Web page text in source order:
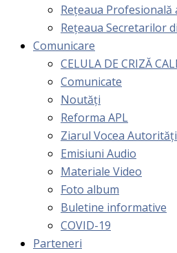
Reţeaua
Rețeaua Secretarilor
Comunicare
CELULA DE CRIZĂ
Comunicate
Noutăți
Reforma APL
Ziarul Vocea
Emisiuni Audio
Materiale Video
Foto album
Buletine informative
COVID-19
Parteneri